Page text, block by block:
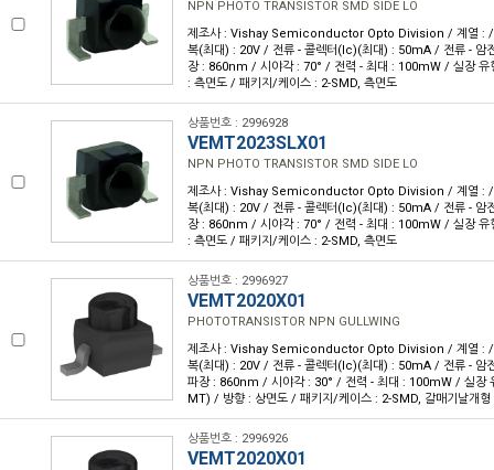
NPN PHOTO TRANSISTOR SMD SIDE LO
제조사 : Vishay Semiconductor Opto Division / 계열 : /
복(최대) : 20V / 전류 - 콜렉터(Ic)(최대) : 50mA / 전류 - 암
장 : 860nm / 시야각 : 70° / 전력 - 최대 : 100mW / 실장 유
: 측면도 / 패키지/케이스 : 2-SMD, 측면도
상품번호 : 2996928
VEMT2023SLX01
NPN PHOTO TRANSISTOR SMD SIDE LO
제조사 : Vishay Semiconductor Opto Division / 계열 : /
복(최대) : 20V / 전류 - 콜렉터(Ic)(최대) : 50mA / 전류 - 암
장 : 860nm / 시야각 : 70° / 전력 - 최대 : 100mW / 실장 유
: 측면도 / 패키지/케이스 : 2-SMD, 측면도
상품번호 : 2996927
VEMT2020X01
PHOTOTRANSISTOR NPN GULLWING
제조사 : Vishay Semiconductor Opto Division / 계열 : /
복(최대) : 20V / 전류 - 콜렉터(Ic)(최대) : 50mA / 전류 - 암
파장 : 860nm / 시야각 : 30° / 전력 - 최대 : 100mW / 실장
MT) / 방향 : 상면도 / 패키지/케이스 : 2-SMD, 갈매기날개형
상품번호 : 2996926
VEMT2020X01